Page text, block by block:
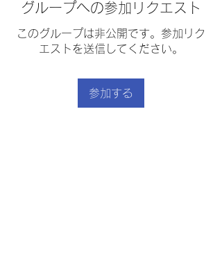
グループへの参加リクエスト
このグループは非公開です。参加リク
エストを送信してください。
参加する